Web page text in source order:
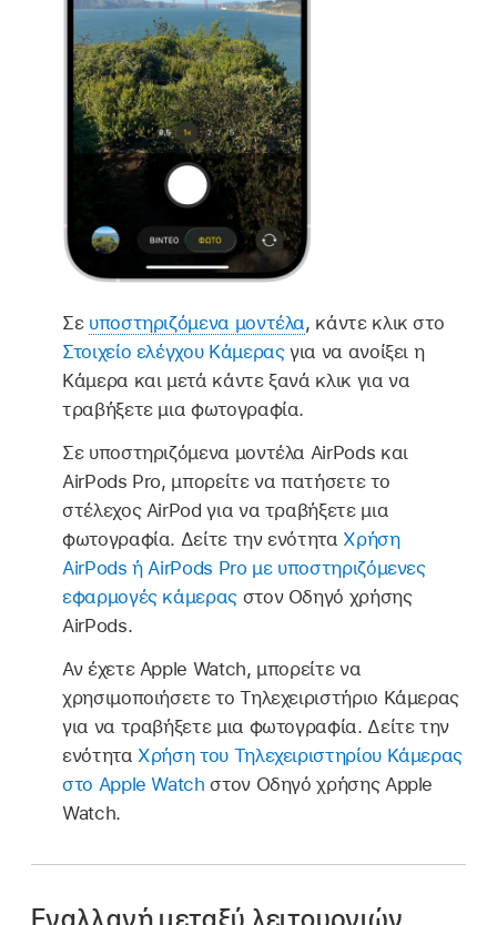
Σε υποστηριζόμενα μοντέλα, κάντε κλικ στο
Στοιχείο ελέγχου Κάμεραςγια να ανοίξει η
Κάμερα και μετά κάντε ξανά κλικ για να
τραβήξετε μια φωτογραφία.
Σε υποστηριζόμενα μοντέλα AirPods και
AirPods Pro, μπορείτε να πατήσετε το
στέλεχος AirPod για να τραβήξετε μια
φωτογραφία. Δείτε την ενότητα Χρήση
AirPods ή AirPods Pro με υποστηριζόμενες
εφαρμογές κάμεραςστον Οδηγό χρήσης
AirPods.
Αν έχετε Apple Watch, μπορείτε να
χρησιμοποιήσετε το Τηλεχειριστήριο Kάμερας
για να τραβήξετε μια φωτογραφία. Δείτε την
ενότητα Χρήση του Τηλεχειριστηρίου Kάμερας
στο Apple Watch στον Οδηγό χρήσης Apple
Watch.
Εναλλαγή μεταξύ λειτουργιών